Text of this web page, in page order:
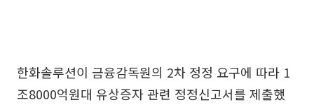
한화솔루션이 금융감독원의 2차 정정 요구에 따라 1
조8000억원대 유상증자 관련 정정신고서를 제출했